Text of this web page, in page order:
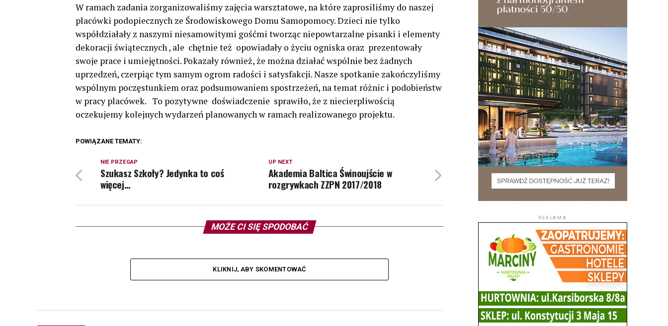
W ramach zadania zorganizowaliśmy zajęcia warsztatowe, na które zaprosiliśmy do naszej
placówki podopiecznych ze Środowiskowego Domu Samopomocy. Dzieci nie tylko
współdziałały z naszymi niesamowitymi gośćmi tworząc niepowtarzalne pisanki i elementy
dekoracji świątecznych , ale chętnie też opowiadały o życiu ogniska oraz prezentowały
swoje prace i umiejętności. Pokazały również, że można działać wspólnie bez żadnych
uprzedzeń, czerpiąc tym samym ogrom radości i satysfakcji. Nasze spotkanie zakończyliśmy
wspólnym poczęstunkiem oraz podsumowaniem spostrzeżeń, na temat różnic i podobieństw
w pracy placówek. To pozytywne doświadczenie sprawiło, że z niecierpliwością
oczekujemy kolejnych wydarzeń planowanych w ramach realizowanego projektu.
POWIĄZANE TEMATY:
UP NEXT
Akademia Baltica Świnoujście w
rozgrywkach ZZPN 2017/2018
NIE PRZEGAP
Szukasz Szkoły? Jedynka to coś
więcej…
MOŻE CI SIĘ SPODOBAĆ
KLIKNIJ, ABY SKOMENTOWAĆ
REKLAMA